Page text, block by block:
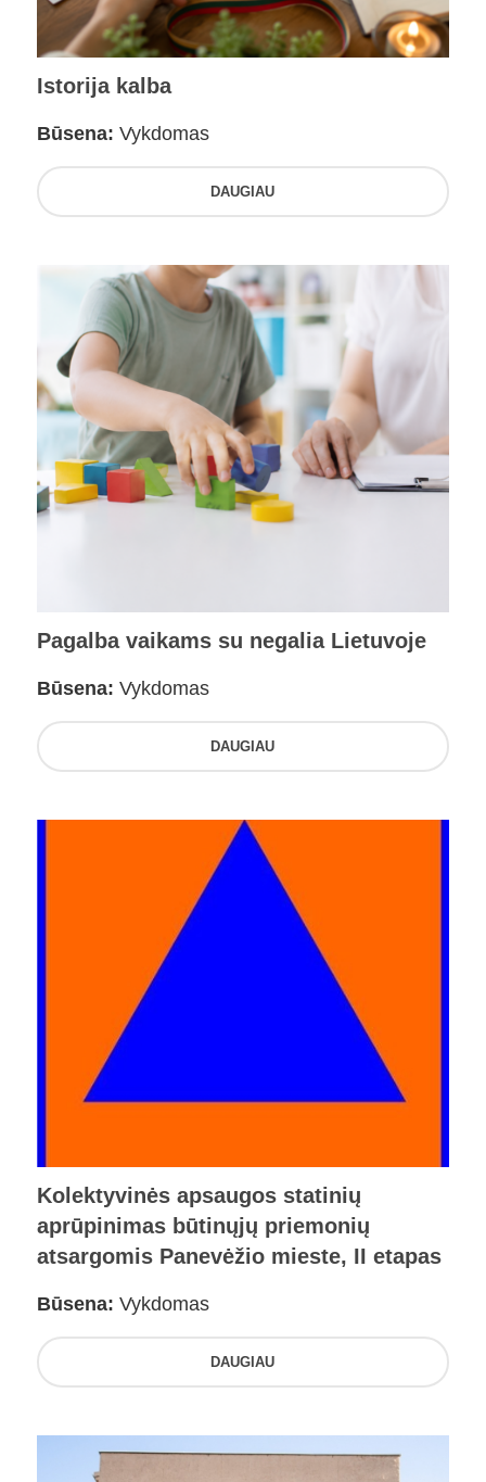
Istorija kalba
Būsena: Vykdomas
DAUGIAU
Pagalba vaikams su negalia Lietuvoje
Būsena: Vykdomas
DAUGIAU
Kolektyvinės apsaugos statinių
aprūpinimas būtinųjų priemonių
atsargomis Panevėžio mieste, II etapas
Būsena: Vykdomas
DAUGIAU